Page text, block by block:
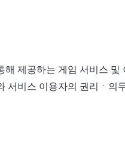
해 제공하는 게임 서비스 및
서비스 이용자의 권리ㆍ의